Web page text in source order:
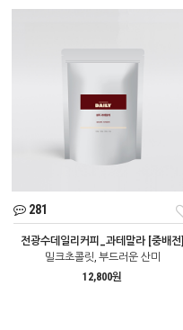
281
전광수데일리커피_과테말라 [중배전]
밀크초콜릿, 부드러운 산미
12,800원